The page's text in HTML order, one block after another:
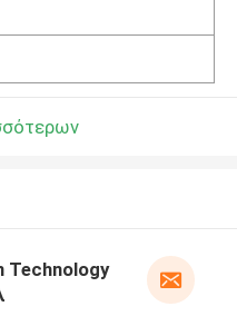
Technology